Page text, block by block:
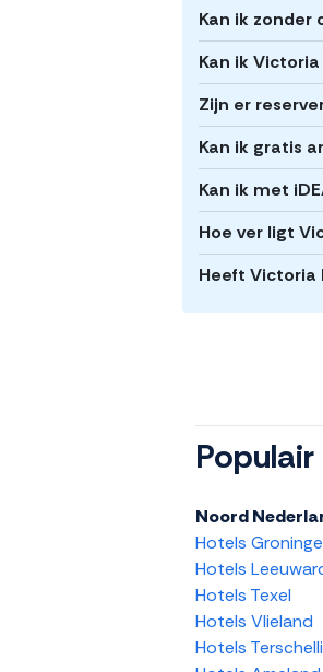
Kan ik zonder
Kan ik
Zijn er
Kan ik gratis
Kan ik met
Hoe ver ligt
Heeft Victoria
Noord
Hotels
Hotels
Hotels Texel
Hotels Vlieland
Hotels